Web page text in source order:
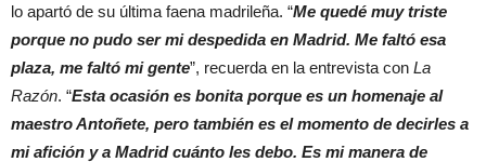
lo apartó de su última faena madrileña. “Me quedé muy triste
porque no pudo ser mi despedida en Madrid. Me faltó esa
plaza, me faltó mi gente”, recuerda en la entrevista con La
Razón. “Esta ocasión es bonita porque es un homenaje al
maestro Antoñete, pero también es el momento de decirles a
mi afición y a Madrid cuánto les debo. Es mi manera de